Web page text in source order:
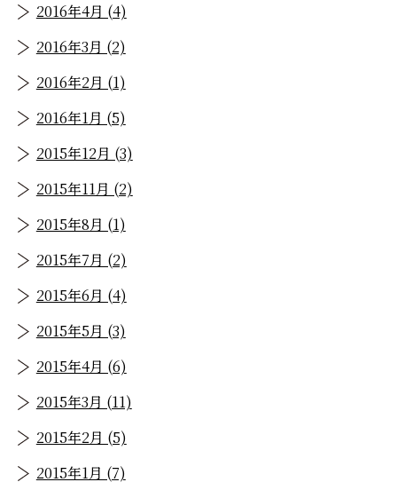
2016年4月 (4)
2016年3月 (2)
2016年2月 (1)
2016年1月 (5)
2015年12月 (3)
2015年11月 (2)
2015年8月 (1)
2015年7月 (2)
2015年6月 (4)
2015年5月 (3)
2015年4月 (6)
2015年3月 (11)
2015年2月 (5)
2015年1月 (7)